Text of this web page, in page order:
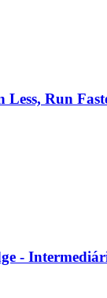
Less, Run
-